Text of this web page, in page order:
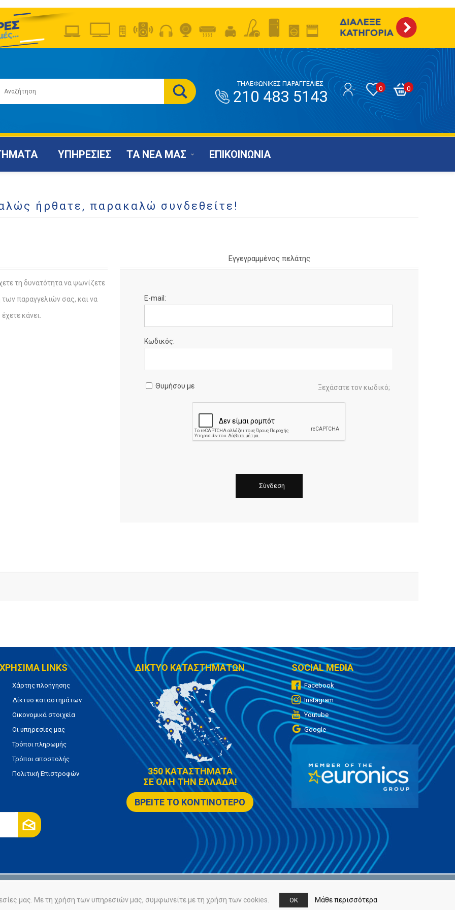
0
0
ΤΗΛΕΦΩΝΙΚΕΣ ΠΑΡΑΓΓΕΛΙΕΣ
210 483 5143
ΥΠΗΡΕΣΙΕΣ ΤΑ ΝΕΑ ΜΑΣ ΕΠΙΚΟΙΝΩΝΙΑ
ήρθατε, παρακαλώ συνδεθείτε!
τη δυνατότητα να ψωνίζετε
των παραγγελιών σας, και να
κάνει.
Εγγεγραμμένος πελάτης
E-mail:
Κωδικός:
Θυμήσου με Ξεχάσατε τον κωδικό;
ΧΡΗΣΙΜΑ LINKS
Χάρτης πλοήγησης
Δίκτυο καταστημάτων
Οικονομικά στοιχεία
Οι υπηρεσίες μας
Τρόποι πληρωμής
Τρόποι αποστολής
Πολιτική Επιστροφών
ΔΙΚΤΥΟ ΚΑΤΑΣΤΗΜΑΤΩΝ
350 ΚΑΤΑΣΤΗΜΑΤΑ
ΣΕ ΟΛΗ ΤΗΝ ΕΛΛΑΔΑ!
ΒΡΕΙΤΕ ΤΟ ΚΟΝΤΙΝΟΤΕΡΟ
SOCIAL MEDIA
Facebook
Instagram
Youtube
Google
Powered bynopCommerce
μας. Με τη χρήση των υπηρεσιών μας, συμφωνείτε με τη χρήση των cookies. OK Μάθε περισσότερα